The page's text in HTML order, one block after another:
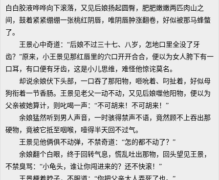
白白胶液哗哗向下滚落，又见后娘扬起圆臀，肥肥嫩嫩两匹肉山之
间，鼓着紧紧绷绷一张桃红阴唇，唯阴唇肿涨翻卷，好似被那马蜂螫
了。
王景心中奇道：“后娘不过三十七、八岁，怎地口里全没了牙
齿？”原来，小王景见那红唇里的穴口开开合合，便以为女人胯下有一
口耳，有口便有牙齿，这是小儿思维，难怪他惊诧莫名。
却说余娘伏下头部，一口吞了那阳物，咂吮着、叼扯着，好似母
狗衔着一节香肠。王景见老父一动不动，又见后娘噬他阳物，便以为
父亲被她算计，则叱喝一声：“不可胡来！不可胡来！”
余娘猛然听到男人声音，一时骇得禁声不语，竟然顾不上吞出那
硬物，竟被它抵至咽喉，噎得半天回不过气。
王景见他俩俱不动弹，不禁奇道：“怎的都不动了？”
余娘翻个白眼，终于回转气息，慌乱吐出那物，回头望见王景，
不禁臭骂：“小龟头，谁让你闯进来的？还不快滚！”